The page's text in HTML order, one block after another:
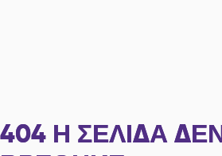
404 Η ΣΕΛΊΔΑ ΔΕΝ